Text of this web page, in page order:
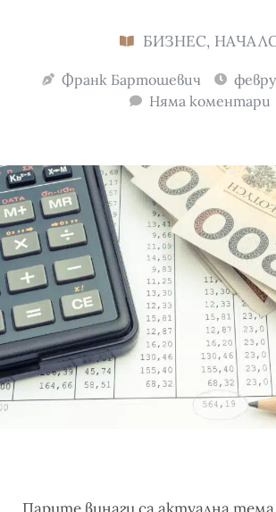
БИЗНЕС,
Франк Бартошевич
Няма коментари